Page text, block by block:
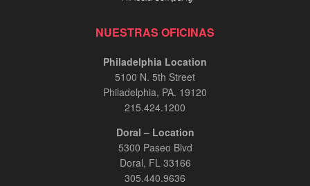
NUESTRAS OFICINAS
Philadelphia Location
5100 N. 5th Street
Philadelphia, PA. 19120
215.424.1200
Doral – Location
5300 Paseo Blvd
Doral, FL 33166
305.440.9636